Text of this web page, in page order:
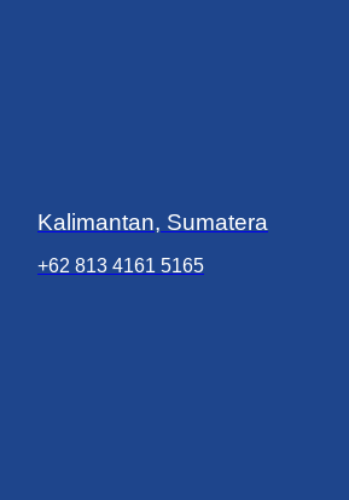
Kalimantan, Sumatera
+62 813 4161 5165